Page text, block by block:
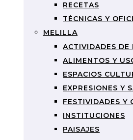
RECETAS
TÉCNICAS Y
MELILLA
ACTIVIDADES DE
ALIMENTOS Y
ESPACIOS
EXPRESIONES Y
FESTIVIDADES Y
INSTITUCIONES
PAISAJES